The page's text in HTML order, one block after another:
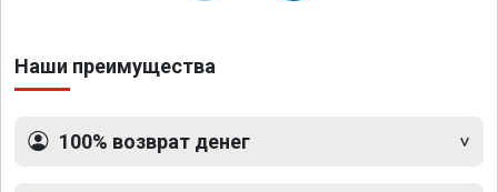
Наши преимущества
100% возврат денег